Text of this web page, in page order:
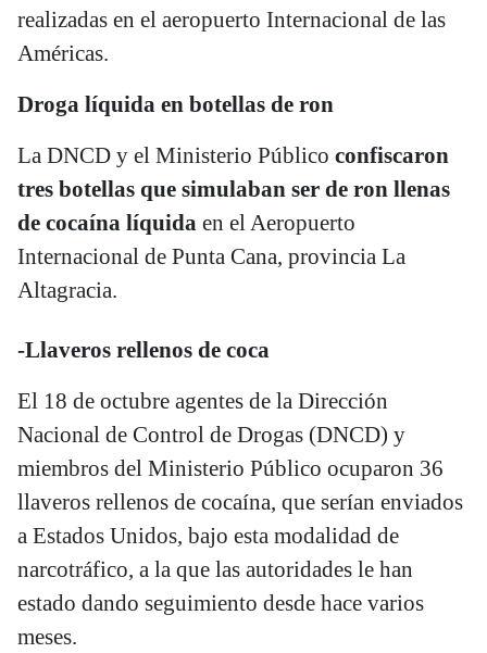
realizadas en el aeropuerto Internacional de las
Américas.
Droga líquida en botellas de ron
La DNCD y el Ministerio Público confiscaron
tres botellas que simulaban ser de ron llenas
de cocaína líquida en el Aeropuerto
Internacional de Punta Cana, provincia La
Altagracia.
-Llaveros rellenos de coca
El 18 de octubre agentes de la Dirección
Nacional de Control de Drogas (DNCD) y
miembros del Ministerio Público ocuparon 36
llaveros rellenos de cocaína, que serían enviados
a Estados Unidos, bajo esta modalidad de
narcotráfico, a la que las autoridades le han
estado dando seguimiento desde hace varios
meses.